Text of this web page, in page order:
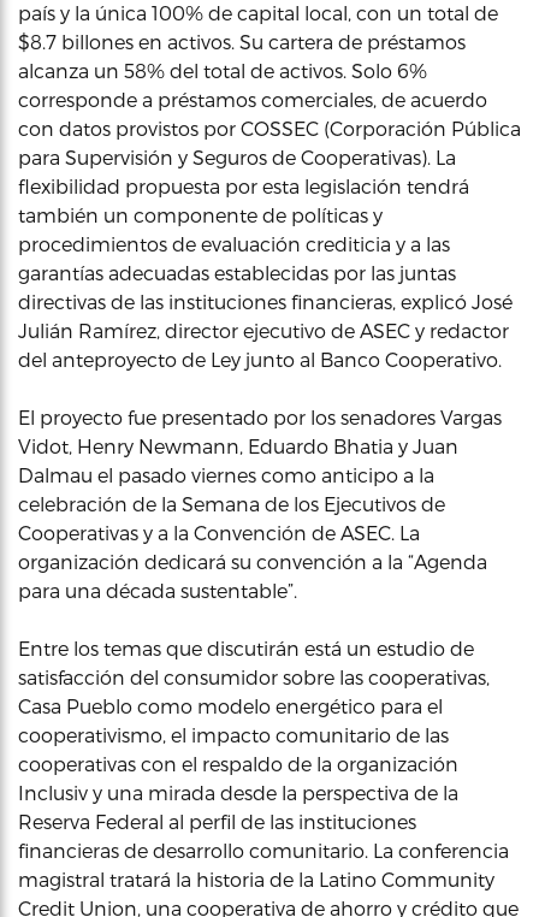
país y la única 100% de capital local, con un total de
$8.7 billones en activos. Su cartera de préstamos
alcanza un 58% del total de activos. Solo 6%
corresponde a préstamos comerciales, de acuerdo
con datos provistos por COSSEC (Corporación Pública
para Supervisión y Seguros de Cooperativas). La
flexibilidad propuesta por esta legislación tendrá
también un componente de políticas y
procedimientos de evaluación crediticia y a las
garantías adecuadas establecidas por las juntas
directivas de las instituciones financieras, explicó José
Julián Ramírez, director ejecutivo de ASEC y redactor
del anteproyecto de Ley junto al Banco Cooperativo.
El proyecto fue presentado por los senadores Vargas
Vidot, Henry Newmann, Eduardo Bhatia y Juan
Dalmau el pasado viernes como anticipo a la
celebración de la Semana de los Ejecutivos de
Cooperativas y a la Convención de ASEC. La
organización dedicará su convención a la “Agenda
para una década sustentable”.
Entre los temas que discutirán está un estudio de
satisfacción del consumidor sobre las cooperativas,
Casa Pueblo como modelo energético para el
cooperativismo, el impacto comunitario de las
cooperativas con el respaldo de la organización
Inclusiv y una mirada desde la perspectiva de la
Reserva Federal al perfil de las instituciones
financieras de desarrollo comunitario. La conferencia
magistral tratará la historia de la Latino Community
Credit Union, una cooperativa de ahorro y crédito que